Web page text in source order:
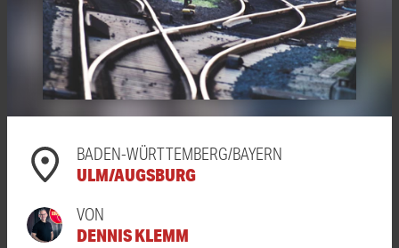
BADEN-WÜRTTEMBERG/BAYERN
ULM/AUGSBURG
VON
DENNIS KLEMM